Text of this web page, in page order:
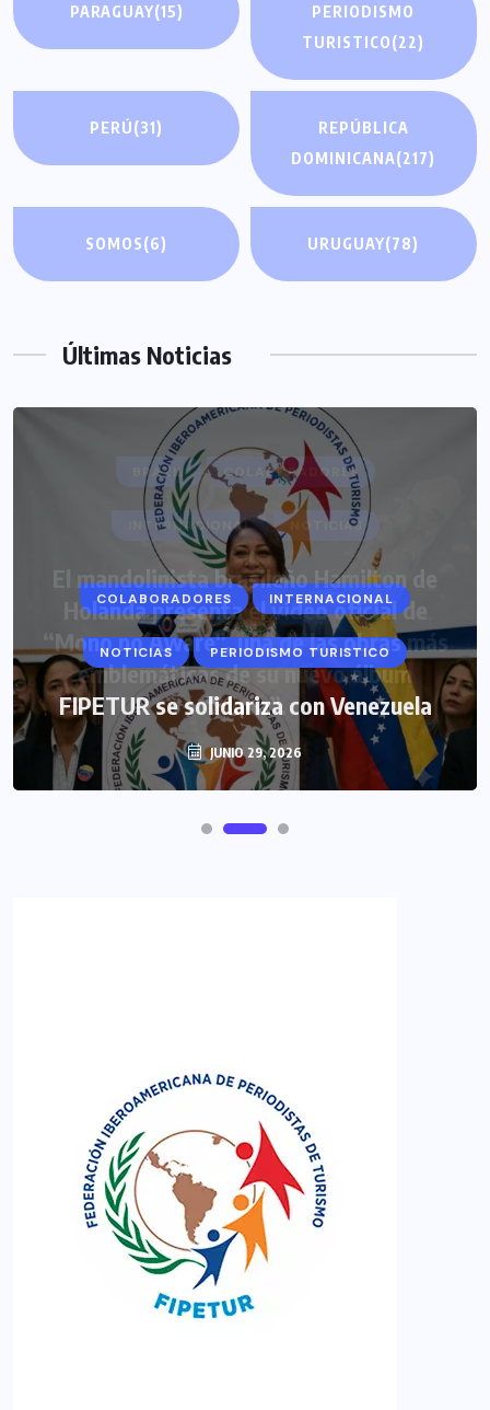
PARAGUAY(15)
PERIODISMO
TURISTICO(22)
PERÚ(31)
REPÚBLICA
DOMINICANA(217)
SOMOS(6) URUGUAY(78)
Últimas Noticias
COLABORADORES INTERNACIONAL
NOTICIAS PERIODISMO TURISTICO
FIPETUR se solidariza con Venezuela
JUNIO 29, 2026